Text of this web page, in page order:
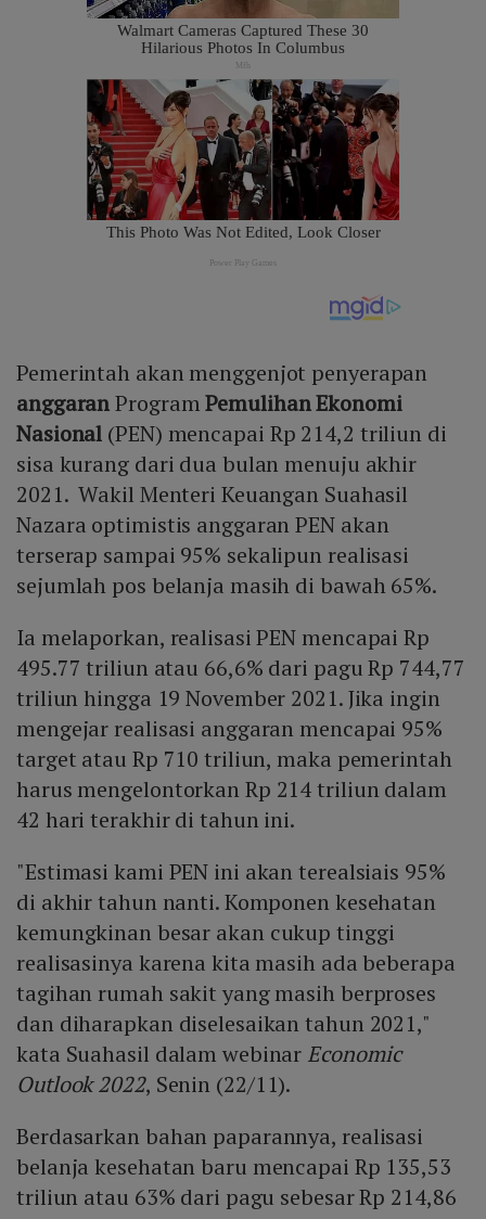
Pemerintah akan menggenjot penyerapan
anggaranProgramPemulihan Ekonomi
Nasional (PEN) mencapai Rp 214,2 triliun di
sisa kurang dari dua bulan menuju akhir
2021. Wakil Menteri Keuangan Suahasil
Nazara optimistis anggaran PEN akan
terserap sampai 95% sekalipun realisasi
sejumlah pos belanja masih di bawah 65%.
Ia melaporkan, realisasi PEN mencapai Rp
495.77 triliun atau 66,6% dari pagu Rp 744,77
triliun hingga 19 November 2021. Jika ingin
mengejar realisasi anggaran mencapai 95%
target atau Rp 710 triliun, maka pemerintah
harus mengelontorkan Rp 214 triliun dalam
42 hari terakhir di tahun ini.
"Estimasi kami PEN ini akan terealsiais 95%
di akhir tahun nanti. Komponen kesehatan
kemungkinan besar akan cukup tinggi
realisasinya karena kita masih ada beberapa
tagihan rumah sakit yang masih berproses
dan diharapkan diselesaikan tahun 2021,"
kata Suahasil dalam webinar Economic
Outlook 2022, Senin (22/11).
Berdasarkan bahan paparannya, realisasi
belanja kesehatan baru mencapai Rp 135,53
triliun atau 63% dari pagu sebesar Rp 214,86